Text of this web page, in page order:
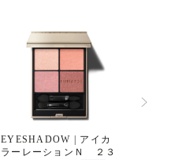
EYESHADOW | アイカ
ラーレーションＮ ２３